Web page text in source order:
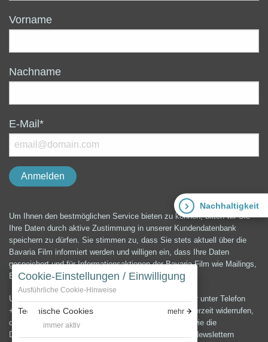
Cookie-Einstellungen / Einwilligung
Ausführliche Cookie-Hinweise
Technische Cookies
mehr
immer aktiv
Nachhaltigkeit
Vorname
Nachname
E-Mail*
Um Ihnen den bestmöglichen Service bieten zu können, bitten wir Sie
Ihre Daten durch aktive Zustimmung in unserer Kundendatenbank
speichern zu dürfen. Sie stimmen zu, dass Sie stets aktuell über die
Bavaria Film informiert werden und willigen ein, dass Ihre Daten
gespeichert und für Informationsaktionen der Bavaria Film wie Mailings,
E-Mails, Newsletter etc. verwendet werden können.
Unter der E-Mail-Adresse presse@bavaria-film.de oder unter Telefon
+49 (0) 89 64 99 3900 können Sie die Einwilligung jederzeit widerrufen,
die Änderung und Löschung Ihrer Daten verlangen sowie die
Datenschutzerklärung anfordern.Zum Versenden von Newslettern